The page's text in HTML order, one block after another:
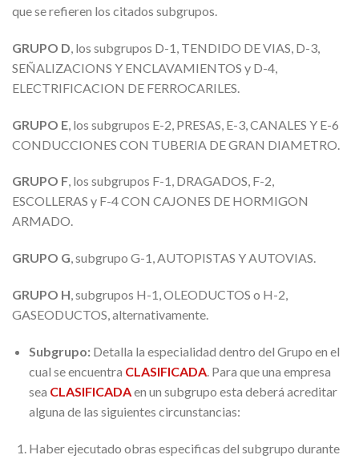
que se refieren los citados subgrupos.
GRUPO D, los subgrupos D-1, TENDIDO DE VIAS, D-3,
SEÑALIZACIONS Y ENCLAVAMIENTOS y D-4,
ELECTRIFICACION DE FERROCARILES.
GRUPO E , los subgrupos E-2, PRESAS, E-3, CANALES Y E-6
CONDUCCIONES CON TUBERIA DE GRAN DIAMETRO.
GRUPO F, los subgrupos F-1, DRAGADOS, F-2,
ESCOLLERAS y F-4 CON CAJONES DE HORMIGON
ARMADO.
GRUPO G, subgrupo G-1, AUTOPISTAS Y AUTOVIAS.
GRUPO H, subgrupos H-1, OLEODUCTOS o H-2,
GASEODUCTOS, alternativamente.
Subgrupo:Detalla la especialidad dentro del Grupo en el
cual se encuentra CLASIFICADA. Para que una empresa
sea CLASIFICADAen un subgrupo esta deberá acreditar
alguna de las siguientes circunstancias:
Haber ejecutado obras especificas del subgrupo durante